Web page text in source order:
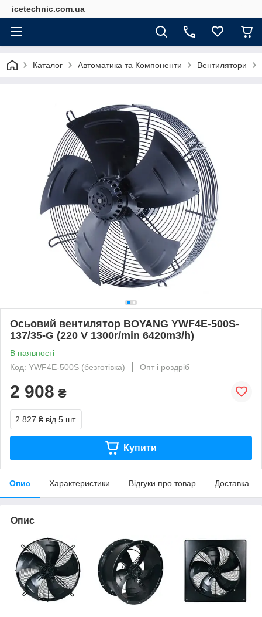
icetechnic.com.ua
Каталог Автоматика та Компоненти Вентилятори
Осьовий вентилятор BOYANG YWF4E-500S-
137/35-G (220 V 1300r/min 6420m3/h)
В наявності
Код: YWF4E-500S (безготівка)
Опт і роздріб
2 908 ₴
2 827 ₴ від 5 шт.
Купити
Опис Характеристики Відгуки про товар Доставка
Опис